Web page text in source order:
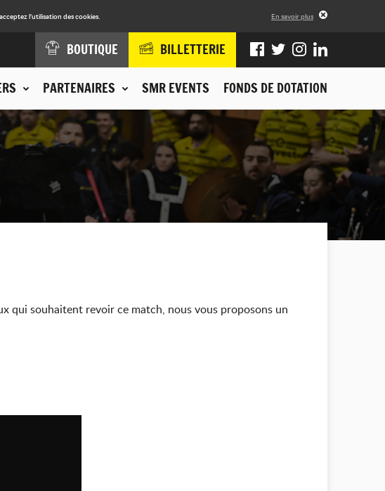
l'utilisation des cookies. En savoir plus
PARTENAIRES SMR EVENTS FONDS DE DOTATION
BOUTIQUE BILLETTERIE
qui souhaitent revoir ce match, nous vous proposons un